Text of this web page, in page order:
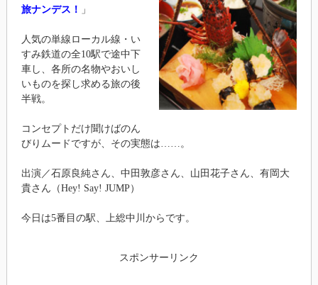
旅ナンデス！
」
人気の単線ローカル線・い
すみ鉄道の全10駅で途中下
車し、各所の名物やおいし
いものを探し求める旅の後
半戦。
コンセプトだけ聞けばのん
びりムードですが、その実態は……。
出演／石原良純さん、中田敦彦さん、山田花子さん、有岡大
貴さん（Hey! Say! JUMP）
今日は5番目の駅、上総中川からです。
スポンサーリンク